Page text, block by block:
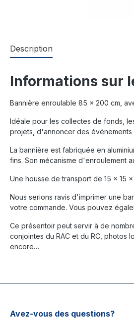
Description
Informations sur
Bannière enroulable 85 x 200 cm,
Idéale pour les collectes de fonds,
projets, d'annoncer des
La bannière est fabriquée en
fins. Son mécanisme d'enroulement
Une housse de transport de 15 x 15
Nous serions ravis d'imprimer une
votre commande. Vous pouvez
Ce présentoir peut servir à de
conjointes du RAC et du RC, photos
encore…
Avez-vous des questions?